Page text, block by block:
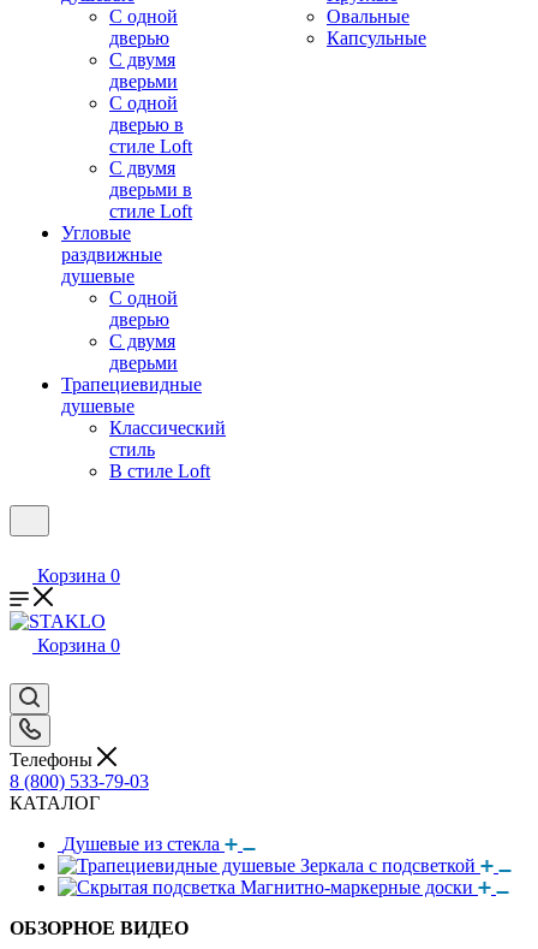
С одной
дверью
С двумя
дверьми
С одной
дверью в
стиле Loft
С двумя
дверьми в
стиле Loft
Угловые
раздвижные
душевые
С одной
дверью
С двумя
дверьми
Трапециевидные
душевые
Классический
стиль
В стиле Loft
Овальные
Капсульные
Корзина 0
Корзина 0
Телефоны
8 (800) 533-79-03
КАТАЛОГ
Душевые из стекла
Зеркала с подсветкой
Магнитно-маркерные доски
ОБЗОРНОЕ ВИДЕО